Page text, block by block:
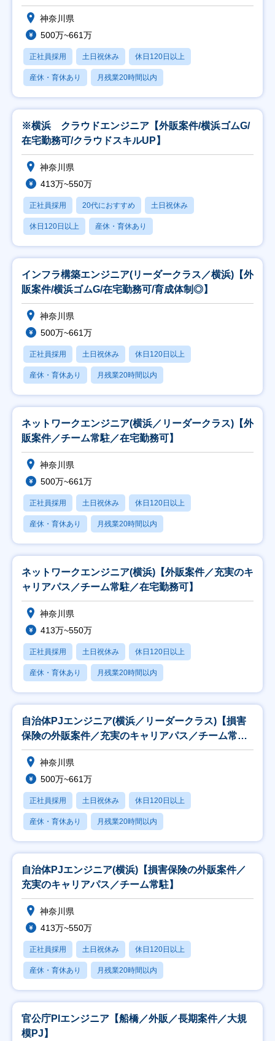
神奈川県
500万~661万
正社員採用 土日祝休み 休日120日以上
産休・育休あり 月残業20時間以内
※横浜 クラウドエンジニア【外販案件/横浜ゴムG/
在宅勤務可/クラウドスキルUP】
神奈川県
413万~550万
正社員採用 20代におすすめ 土日祝休み
休日120日以上 産休・育休あり
インフラ構築エンジニア(リーダークラス／横浜)【外
販案件/横浜ゴムG/在宅勤務可/育成体制◎】
神奈川県
500万~661万
正社員採用 土日祝休み 休日120日以上
産休・育休あり 月残業20時間以内
ネットワークエンジニア(横浜／リーダークラス)【外
販案件／チーム常駐／在宅勤務可】
神奈川県
500万~661万
正社員採用 土日祝休み 休日120日以上
産休・育休あり 月残業20時間以内
ネットワークエンジニア(横浜)【外販案件／充実のキ
ャリアパス／チーム常駐／在宅勤務可】
神奈川県
413万~550万
正社員採用 土日祝休み 休日120日以上
産休・育休あり 月残業20時間以内
自治体PJエンジニア(横浜／リーダークラス)【損害
保険の外販案件／充実のキャリアパス／チーム常
駐】
神奈川県
500万~661万
正社員採用 土日祝休み 休日120日以上
産休・育休あり 月残業20時間以内
自治体PJエンジニア(横浜)【損害保険の外販案件／
充実のキャリアパス／チーム常駐】
神奈川県
413万~550万
正社員採用 土日祝休み 休日120日以上
産休・育休あり 月残業20時間以内
官公庁Plエンジニア【船橋／外販／長期案件／大規
模PJ】